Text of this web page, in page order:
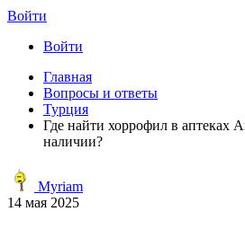
Войти
Войти
Главная
Вопросы и ответы
Турция
Где найти хоррофил в аптеках
наличии?
Myriam
14 мая 2025